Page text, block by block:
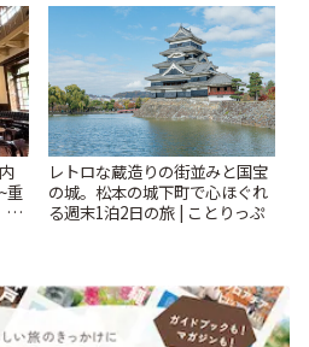
重
改
レトロな蔵造りの街並みと国宝
の城。松本の城下町で心ほぐれ
る週末1泊2日の旅 | ことりっぷ